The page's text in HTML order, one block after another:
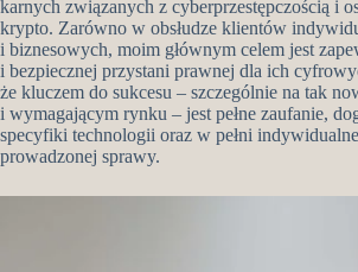
karnych związanych z cyberprzestępczością i
krypto. Zarówno w obsłudze klientów
i biznesowych, moim głównym celem jest
i bezpiecznej przystani prawnej dla ich
że kluczem do sukcesu – szczególnie na tak
i wymagającym rynku – jest pełne zaufanie,
specyfiki technologii oraz w pełni
prowadzonej sprawy.